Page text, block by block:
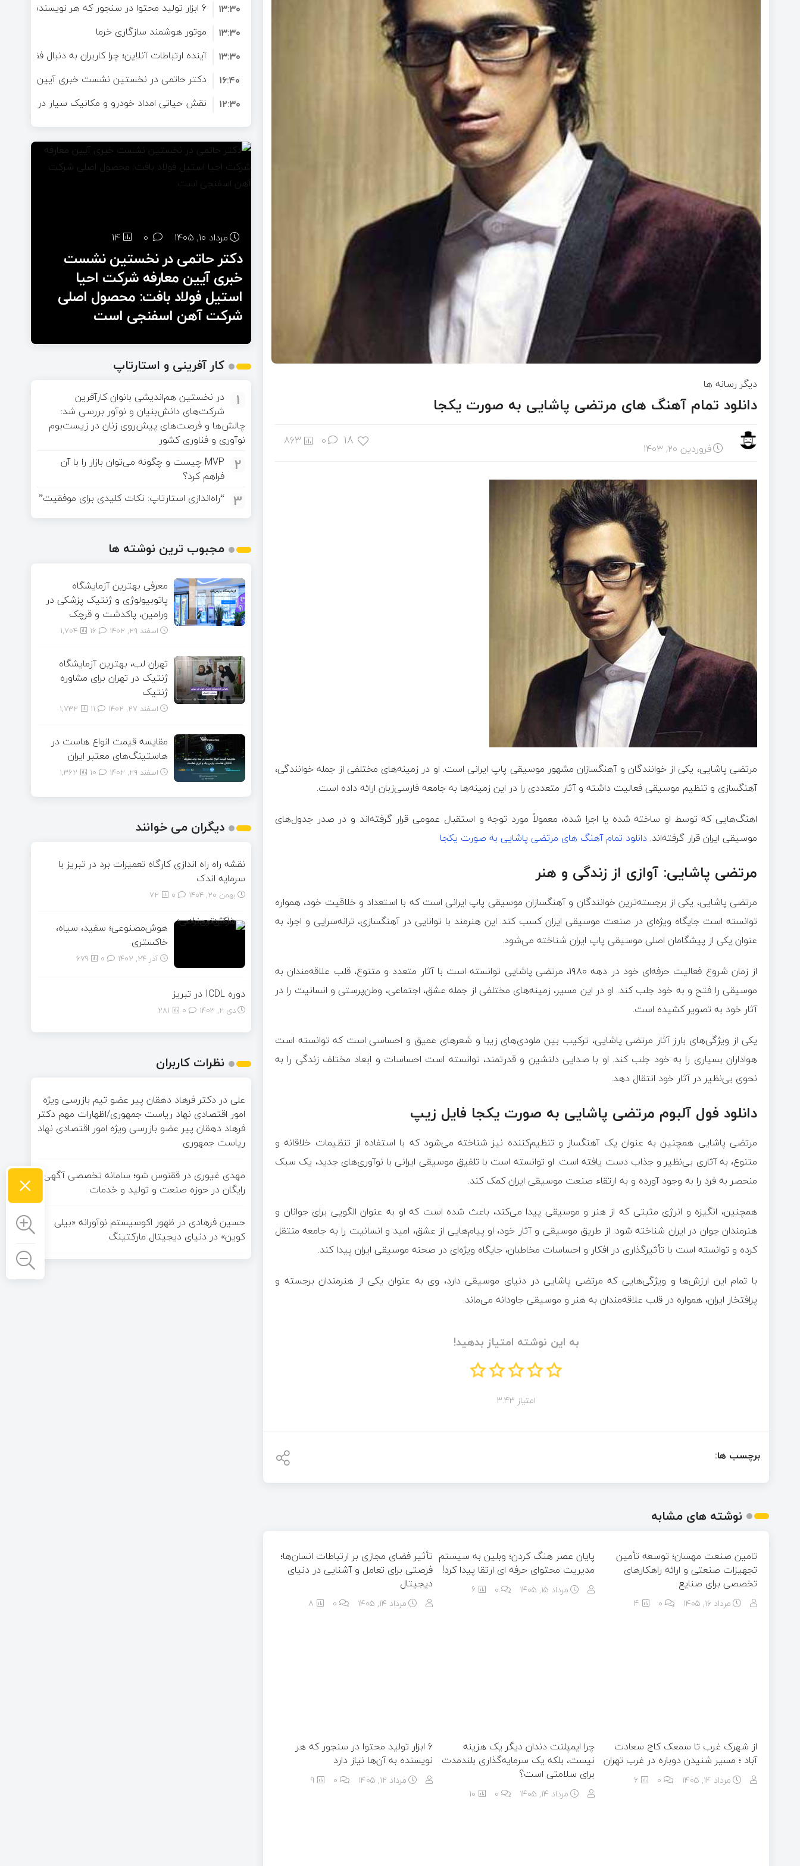
دیگر رسانه ها
دانلود تمام آهنگ های مرتضی پاشایی به صورت یکجا
فروردین ۲۰, ۱۴۰۳ 18
0
863
مرتضی پاشایی، یکی از خوانندگان و آهنگسازان مشهور موسیقی پاپ ایرانی است. او در زمینه‌های مختلفی از جمله خوانندگی،
آهنگسازی و تنظیم موسیقی فعالیت داشته و آثار متعددی را در این زمینه‌ها به جامعه فارسی‌زبان ارائه داده است.
اهنگ‌هایی که توسط او ساخته شده یا اجرا شده، معمولاً مورد توجه و استقبال عمومی قرار گرفته‌اند و در صدر جدول‌های
موسیقی ایران قرار گرفته‌اند. دانلود تمام آهنگ های مرتضی پاشایی به صورت یکجا
مرتضی پاشایی: آوازی از زندگی و هنر
مرتضی پاشایی، یکی از برجسته‌ترین خوانندگان و آهنگسازان موسیقی پاپ ایرانی است که با استعداد و خلاقیت خود، همواره
توانسته است جایگاه ویژه‌ای در صنعت موسیقی ایران کسب کند. این هنرمند با توانایی در آهنگسازی، ترانه‌سرایی و اجرا، به
عنوان یکی از پیشگامان اصلی موسیقی پاپ ایران شناخته می‌شود.
از زمان شروع فعالیت حرفه‌ای خود در دهه ۱۹۸۰، مرتضی پاشایی توانسته است با آثار متعدد و متنوع، قلب علاقه‌مندان به
موسیقی را فتح و به خود جلب کند. او در این مسیر، زمینه‌های مختلفی از جمله عشق، اجتماعی، وطن‌پرستی و انسانیت را در
آثار خود به تصویر کشیده است.
یکی از ویژگی‌های بارز آثار مرتضی پاشایی، ترکیب بین ملودی‌های زیبا و شعرهای عمیق و احساسی است که توانسته است
هواداران بسیاری را به خود جلب کند. او با صدایی دلنشین و قدرتمند، توانسته است احساسات و ابعاد مختلف زندگی را به
نحوی بی‌نظیر در آثار خود انتقال دهد.
دانلود فول آلبوم مرتضی پاشایی به صورت یکجا فایل زیپ
مرتضی پاشایی همچنین به عنوان یک آهنگساز و تنظیم‌کننده نیز شناخته می‌شود که با استفاده از تنظیمات خلاقانه و
متنوع، به آثاری بی‌نظیر و جذاب دست یافته است. او توانسته است با تلفیق موسیقی ایرانی با نوآوری‌های جدید، یک سبک
منحصر به فرد را به وجود آورده و به ارتقاء صنعت موسیقی ایران کمک کند.
همچنین، انگیزه و انرژی مثبتی که از هنر و موسیقی پیدا می‌کند، باعث شده است که او به عنوان الگویی برای جوانان و
هنرمندان جوان در ایران شناخته شود. از طریق موسیقی و آثار خود، او پیام‌هایی از عشق، امید و انسانیت را به جامعه منتقل
کرده و توانسته است با تأثیرگذاری در افکار و احساسات مخاطبان، جایگاه ویژه‌ای در صحنه موسیقی ایران پیدا کند.
با تمام این ارزش‌ها و ویژگی‌هایی که مرتضی پاشایی در دنیای موسیقی دارد، وی به عنوان یکی از هنرمندان برجسته و
پرافتخار ایران، همواره در قلب علاقه‌مندان به هنر و موسیقی جاودانه می‌ماند.
به این نوشته امتیاز بدهید!
امتیاز 3.43
برچسب ها:
نوشته های مشابه
تامین صنعت مهسان؛ توسعه تأمین
تجهیزات صنعتی و ارائه راهکارهای
تخصصی برای صنایع
مرداد ۱۶, ۱۴۰۵ 4
پایان عصر هنگ کردن؛ وبلین به سیستم
مدیریت محتوای حرفه ای ارتقا پیدا کرد!
مرداد ۱۵, ۱۴۰۵ 0
6
تأثیر فضای مجازی بر ارتباطات انسان‌ها؛
فرصتی برای تعامل و آشنایی در دنیای
دیجیتال
مرداد ۱۴, ۱۴۰۵ 8
از شهرک غرب تا سمعک کاج سعادت
آباد ؛ مسیر شنیدن دوباره در غرب تهران
مرداد ۱۴, ۱۴۰۵ 6
چرا ایمپلنت دندان دیگر یک هزینه
نیست، بلکه یک سرمایه‌گذاری بلندمدت
برای سلامتی است؟
مرداد ۱۴, ۱۴۰۵ 0
10
6 ابزار تولید محتوا در سنجور که هر
نویسنده به آن‌ها نیاز دارد
مرداد ۱۲, ۱۴۰۵ 9
برای سلامتی است؟
6 ابزار تولید محتوا در سنجور که هر نویسنده به آن‌ها نیاز دارد
۱۳:۳۰
موتور هوشمند سازگاری خرما
۱۳:۳۰
آینده ارتباطات آنلاین؛ چرا کاربران به دنبال
۱۳:۳۰
دکتر حاتمی در نخستین نشست خبری آیین معارفه
فولاد بافت: محصول اصلی شرکت آهن اسفنجی است
۱۶:۴۰
نقش حیاتی امداد خودرو و مکانیک سیار در
نجات‌دهندگان در لحظات بحرانی
۱۲:۳۰
مرداد ۱۰, ۱۴۰۵ 14
دکتر حاتمی در نخستین نشست
خبری آیین معارفه شرکت احیا
استیل فولاد بافت: محصول اصلی
شرکت آهن اسفنجی است
کار آفرینی و استارتاپ
1
در نخستین هم‌اندیشی بانوان کارآفرین
شرکت‌های دانش‌بنیان و نوآور بررسی شد:
چالش‌ها و فرصت‌های پیش‌روی زنان در زیست‌بوم
نوآوری و فناوری کشور
2
MVP چیست و چگونه می‌توان بازار را با آن
فراهم کرد؟
3 “راه‌اندازی استارتاپ: نکات کلیدی برای موفقیت”
مجبوب ترین نوشته ها
معرفی بهترین آزمایشگاه
پاتوبیولوژی و ژنتیک پزشکی در
ورامین، پاکدشت و قرچک
اسفند ۲۹, ۱۴۰۲ 1,704
تهران لب، بهترین آزمایشگاه
ژنتیک در تهران برای مشاوره
ژنتیک
اسفند ۲۷, ۱۴۰۲ 1,732
مقایسه قیمت انواع هاست در
هاستینگ‌های معتبر ایران
اسفند ۲۹, ۱۴۰۲ 1,362
دیگران می خوانند
نقشه راه راه‌ اندازی کارگاه تعمیرات برد در تبریز با
سرمایه اندک
بهمن ۲۰, ۱۴۰۴ 72
هوش‌مصنوعی؛ سفید، سیاه،
خاکستری
آذر ۲۴, ۱۴۰۲ 679
دوره ICDL در تبریز
دی ۲, ۱۴۰۳ 281
نظرات کاربران
علیدر دکتر فرهاد دهقان پیر عضو تيم بازرسی ويژه
امور اقتصادی نهاد رياست جمهوری/اظهارات مهم دکتر
فرهاد دهقان پیر عضو بازرسی ویژه امور اقتصادی نهاد
ریاست جمهوری
مهدی غیوری در ققنوس شو؛ سامانه تخصصی آگهی
رایگان در حوزه صنعت و تولید و خدمات
حسین فرهادی در ظهور اکوسیستم نوآورانه «بیلی
کوین» در دنیای دیجیتال مارکتینگ
×